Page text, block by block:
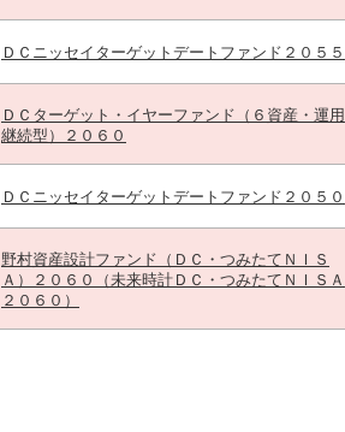
ＤＣニッセイターゲットデートファンド２０５５
ＤＣターゲット・イヤーファンド（６資産・運用
継続型）２０６０
ＤＣニッセイターゲットデートファンド２０５０
野村資産設計ファンド（ＤＣ・つみたてＮＩＳ
Ａ）２０６０（未来時計ＤＣ・つみたてＮＩＳＡ
２０６０）